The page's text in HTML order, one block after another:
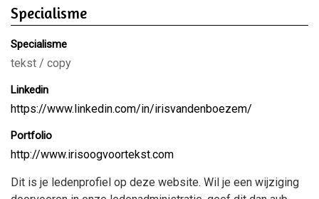
Specialisme
Specialisme
tekst / copy
Linkedin
https://www.linkedin.com/in/irisvandenboezem/
Portfolio
http://www.irisoogvoortekst.com
Dit is je ledenprofiel op deze website. Wil je een wijziging